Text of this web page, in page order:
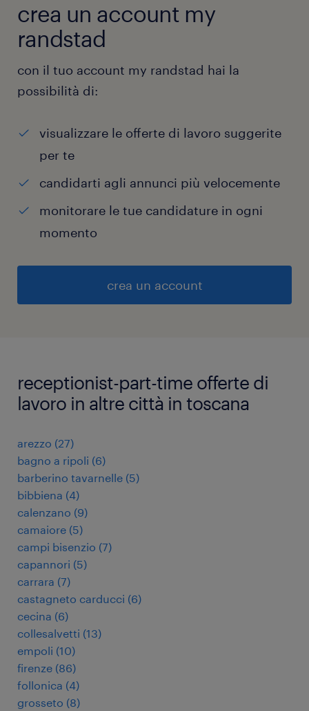
crea un account my
randstad
con il tuo account my randstad hai la
possibilità di:
visualizzare le offerte di lavoro suggerite
per te
candidarti agli annunci più velocemente
monitorare le tue candidature in ogni
momento
crea un account
receptionist-part-time offerte di
lavoro in altre città in toscana
arezzo (27)
bagno a ripoli (6)
barberino tavarnelle (5)
bibbiena (4)
calenzano (9)
camaiore (5)
campi bisenzio (7)
capannori (5)
carrara (7)
castagneto carducci (6)
cecina (6)
collesalvetti (13)
empoli (10)
firenze (86)
follonica (4)
grosseto (8)